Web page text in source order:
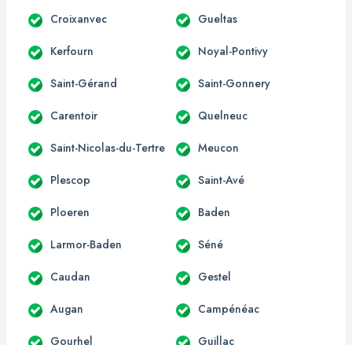
Croixanvec Gueltas
Kerfourn Noyal-Pontivy
Saint-Gérand Saint-Gonnery
Carentoir Quelneuc
Saint-Nicolas-du-Tertre Meucon
Plescop Saint-Avé
Ploeren Baden
Larmor-Baden Séné
Caudan Gestel
Augan Campénéac
Gourhel Guillac